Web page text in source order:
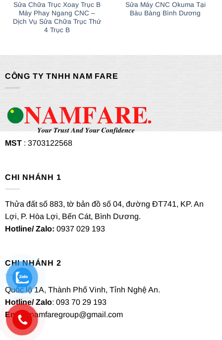
Sửa Chữa Trục Xoay Trục B
Máy Phay Ngang CNC –
Dịch Vụ Sửa Chữa Trục Thứ
4 Trục B
Sửa Máy CNC Okuma Tại
Bàu Bàng Bình Dương
CÔNG TY TNHH NAM FARE
MST: 3703122568
CHI NHÁNH 1
Thửa đất số 883, tờ bản đồ số 04, đường ĐT741, KP. An
Lợi, P. Hòa Lợi, Bến Cát, Bình Dương.
Hotline/ Zalo: 0937 029 193
CHI NHÁNH 2
Quốc lộ 1A, Thành Phố Vinh, Tỉnh Nghệ An.
Hotline/ Zalo: 093 70 29 193
Email
: namfaregroup@gmail.com